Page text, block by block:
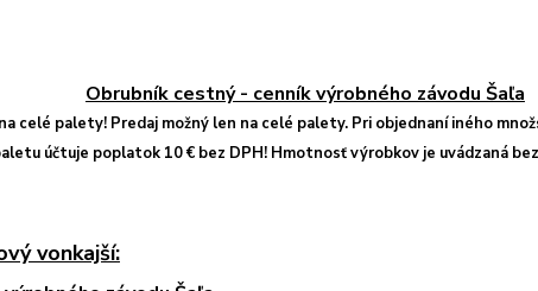
celé palety! Predaj možný len na celé palety. Pri objednaní iného
účtuje poplatok 10 € bez DPH! Hmotnosť výrobkov je uvádzaná
vonkajší: